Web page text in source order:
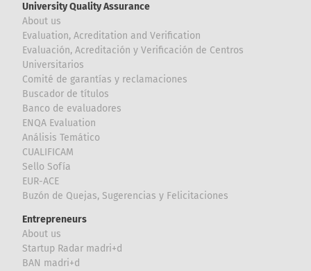
University Quality Assurance
About us
Evaluation, Acreditation and Verification
Evaluación, Acreditación y Verificación de Centros
Universitarios
Comité de garantías y reclamaciones
Buscador de títulos
Banco de evaluadores
ENQA Evaluation
Análisis Temático
CUALIFICAM
Sello Sofía
EUR-ACE
Buzón de Quejas, Sugerencias y Felicitaciones
Entrepreneurs
About us
Startup Radar madri+d
BAN madri+d